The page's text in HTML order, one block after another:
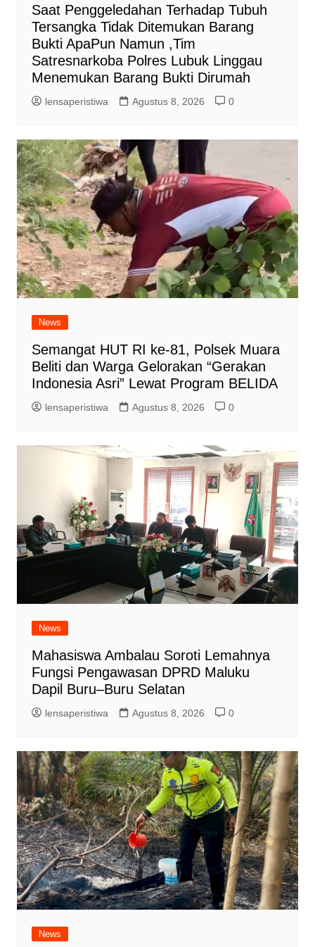
Saat Penggeledahan Terhadap Tubuh
Tersangka Tidak Ditemukan Barang
Bukti ApaPun Namun ,Tim
Satresnarkoba Polres Lubuk Linggau
Menemukan Barang Bukti Dirumah
lensaperistiwa Agustus 8, 2026 0
News
Semangat HUT RI ke-81, Polsek Muara
Beliti dan Warga Gelorakan “Gerakan
Indonesia Asri” Lewat Program BELIDA
lensaperistiwa Agustus 8, 2026 0
News
Mahasiswa Ambalau Soroti Lemahnya
Fungsi Pengawasan DPRD Maluku
Dapil Buru–Buru Selatan
lensaperistiwa Agustus 8, 2026 0
News